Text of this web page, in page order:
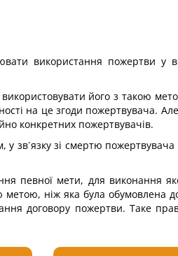
використання пожертви у
його з такою
на це згоди пожертвувача.
конкретних пожертвувачів.
зі смертю пожертвувача
певної мети, для виконання
метою, ніж яка була обумовлена
договору пожертви. Таке